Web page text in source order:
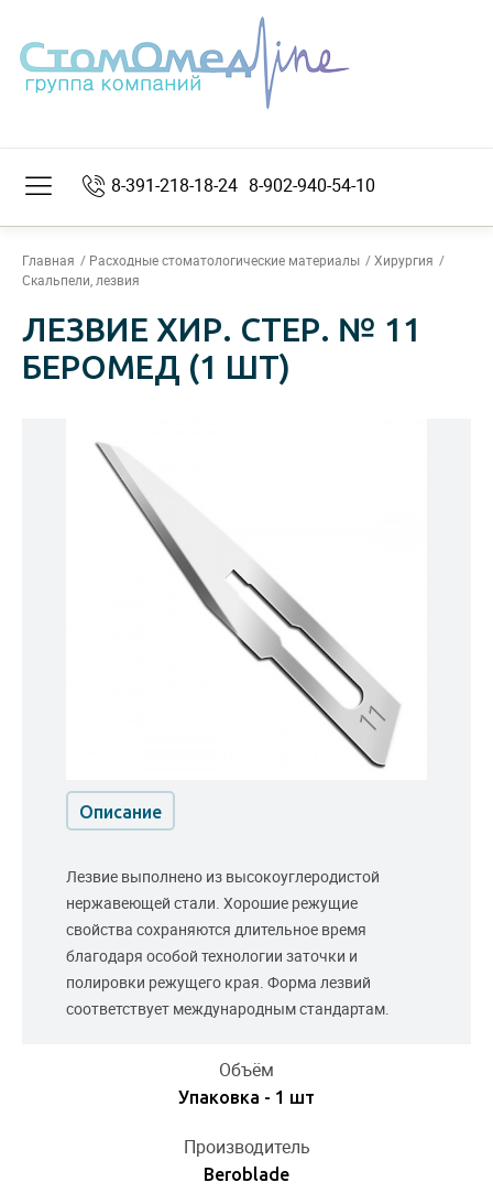
8-391-218-18-24 8-902-940-54-10
Главная Расходные стоматологические материалы
Хирургия
Скальпели, лезвия
ЛЕЗВИЕ ХИР. СТЕР. № 11
БЕРОМЕД (1 ШТ)
Объём
Упаковка - 1 шт
Производитель
Beroblade
Описание
Лезвие выполнено из высокоуглеродистой
нержавеющей стали. Хорошие режущие
свойства сохраняются длительное время
благодаря особой технологии заточки и
полировки режущего края. Форма лезвий
соответствует международным стандартам.